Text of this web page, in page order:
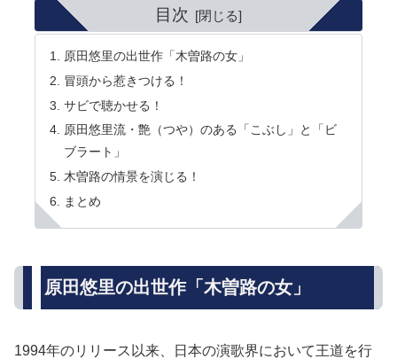
目次
原田悠里の出世作「木曽路の女」
冒頭から惹きつける！
サビで聴かせる！
原田悠里流・艶（つや）のある「こぶし」と「ビ
ブラート」
木曽路の情景を演じる！
まとめ
原田悠里の出世作「木曽路の女」
1994年のリリース以来、日本の演歌界において王道を行